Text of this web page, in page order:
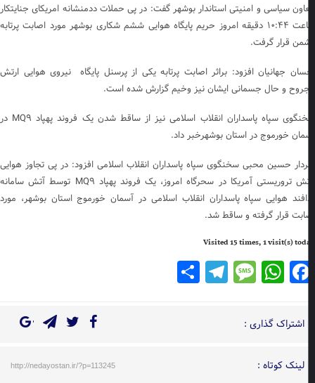
سیاسی و امنیتی استاندار بوشهر گفت: در پی حملات ددمنشانه امریکای جنایتکار
ساعت ۱۰:۴۴ دقیقه امروز حریم پایگاه هوایی ششم شکاری بوشهر مورد اصابت پرتابه
قرار گرفت.
جهانیان افزود: براثر اصابت پرتابه یکی از پرسنل پایگاه نیروی هوایی ارتش
و حال جسمانی ایشان نیز وخیم گزارش شده است.
سخنگوی سپاه پاسداران انقلاب اسلامی نیز از ساقط شدن یک فروند پهپاد MQ۹ در
خورموج در استان بوشهرخبر داد.
حسین محبی سخنگوی سپاه پاسداران انقلاب اسلامی افزود: در پی تجاوز هوایی
ارتش تروریستی آمریکا در سحرگاه امروز، یک فروند پهپاد MQ۹ توسط آتش سامانه
هوایی سپاه پاسداران انقلاب اسلامی در آسمان خورموج استان بوشهر، مورد
قرار گرفته و ساقط شد.
Visited 15 times, 1 visit(s)
Facebook
WhatsApp
Message
Telegram
Share
اشتراک گذاری :
لینک کوتاه : http://nedayostan.ir/?p=113245